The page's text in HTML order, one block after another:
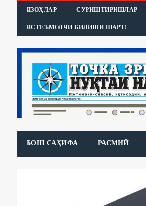
ИЗОҲЛАР СУРИШТИРИШЛАР
ИСТЕЪМОЛЧИ БИЛИШИ ШАРТ!
БОШ САҲИФА РАСМИЙ